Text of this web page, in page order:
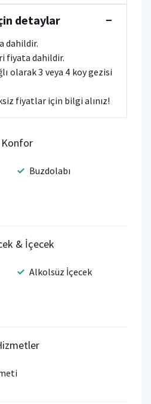
detaylar −
dahildir.
fiyata dahildir.
olarak 3 veya 4 koy gezisi
fiyatlar için bilgi alınız!
Konfor
Buzdolabı
& İçecek
Alkolsüz İçecek